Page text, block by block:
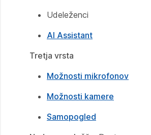
Udeleženci
AI Assistant
Tretja vrsta
Možnosti mikrofonov
Možnosti kamere
Samopogled